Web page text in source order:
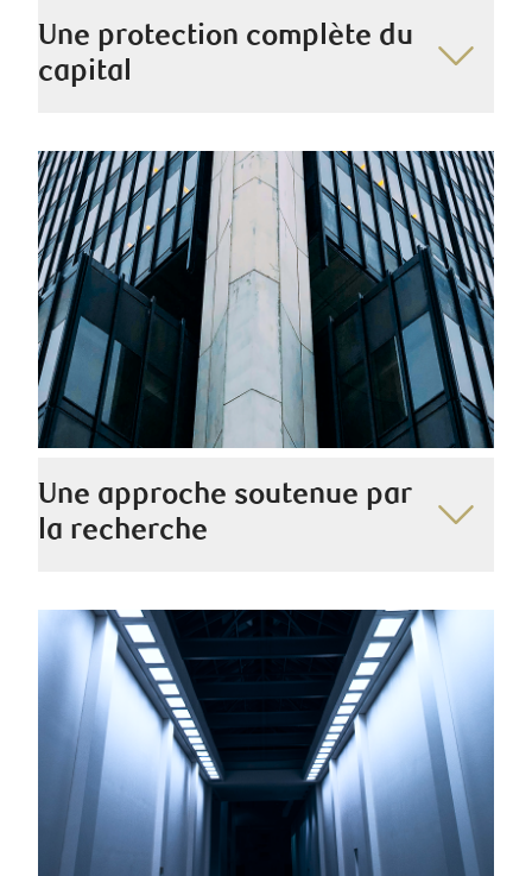
Une protection complète du
capital
préserver votre patrimoine au fil des ans, tout en
veillant à ce que vous y ayez accès au moment où
vous en avez besoin.
Une approche soutenue par
la recherche
marchés est essentiel — c’est pourquoi nous utilisons
à la fois les perspectives de RBC et celles de groupes
de recherche tiers pour étayer nos stratégies.